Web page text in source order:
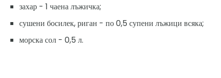
захар - 1 чаена лъжичка;
сушени босилек, риган - по 0,5 супени лъжици всяка;
морска сол - 0,5 л.